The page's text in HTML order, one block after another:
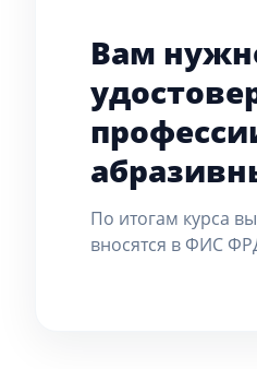
Вам
По итогам курса
вносятся в ФИС